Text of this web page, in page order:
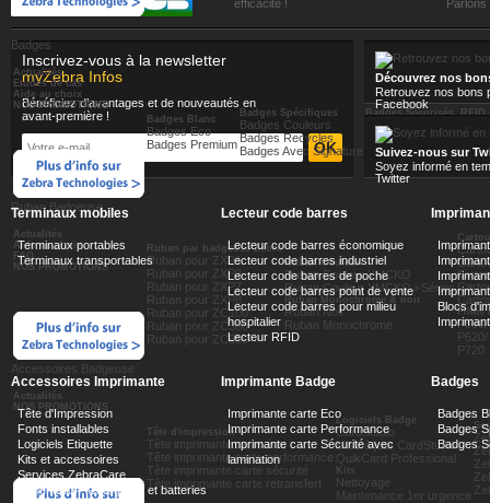
Badges
Actualités
Etudes de cas
Aide au choix
NOS PROMOTIONS
Badges Blanc
Badges Eco
Badges Premium
Badges Spécifiques
Badges Couleurs
Badges Recycles
Badges Avec Signature
Badges Sécurisés, RFID
Badges Mifare
Badges UHF & RFID
Badges sécurité &
Ruban Badgeuse
Actualités
Aide au choix
FAQ
NOS PROMOTIONS
Ruban par badgeuse Zebra
Ruban pour ZXP1
Ruban pour ZXP3
Ruban pour ZXP7
Ruban pour ZXP8
Ruban pour ZC100
Ruban pour ZC300
Ruban pour ZC350
Ruban Couleur
Ruban Couleur YMCKO
Ruban Couleur YMCKO i-Séries
Ruban Monochrome & noir
Ruban Noir
Ruban Monochrome
Films
P720
Accessoires Badgeuse
Actualités
NOS PROMOTIONS
Tête d'impression
Tête imprimante carte éco
Tête imprimante carte performance
Tête imprimante carte sécurité
Tête imprimante carte retransfert
Logiciels Badge
CardStudio
Mise à jour CardStudio
QuikCard Professional
Kits
Nettoyage
Maintenance 1er urgence
Tête d'impression ...
Ref. P1112640-019
Tête d'impression...
169,60 €
AJOUTER AU PANIER
Ref. P1115689
Tête d'impression 203 dpi pour
imprimante ZD200D...
120,00 €
AJOUTER AU PANIER
Ref.
confiance
efficacité !
Parlons
Inscrivez-vous à la newsletter
myZebra Infos
Bénéficiez d’avantages et de nouveautés en
avant-première !
Découvrez nos
Retrouvez nos bons
Facebook
Suivez-nous sur
Soyez informé en
Twitter
Terminaux mobiles
Terminaux portables
Terminaux transportables
Lecteur code barres
Lecteur code barres économique
Lecteur code barres industriel
Lecteur code barres de poche
Lecteur code barres point de vente
Lecteur code barres pour milieu
hospitalier
Lecteur RFID
Blocs
Accessoires Imprimante
Tête d'Impression
Fonts installables
Logiciels Etiquette
Kits et accessoires
Services ZebraCare
Alimentation, Chargeurs et batteries
Imprimante Badge
Imprimante carte Eco
Imprimante carte Performance
Imprimante carte Sécurité avec
lamination
Badges
Badges
Badges
Badges